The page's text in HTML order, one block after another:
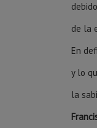
de
En
y lo
la